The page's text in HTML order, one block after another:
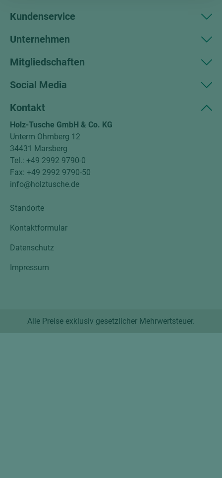
Kundenservice
Unternehmen
Mitgliedschaften
Social Media
Kontakt
Holz-Tusche GmbH & Co. KG
Unterm Ohmberg 12
34431 Marsberg
Tel.: +49 2992 9790-0
Fax: +49 2992 9790-50
info@holztusche.de
Standorte
Kontaktformular
Datenschutz
Impressum
Alle Preise exklusiv gesetzlicher Mehrwertsteuer.